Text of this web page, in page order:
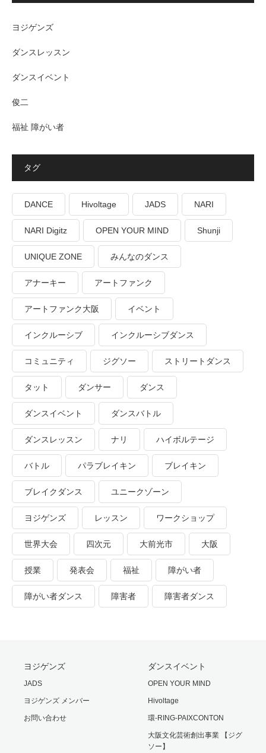
ヨジゲンズ
ダンスレッスン
ダンスイベント
俊二
福祉 障がい者
タグ
DANCE Hivoltage JADS NARI
NARI Digitz OPEN YOUR MIND Shunji
UNIQUE ZONE みんなのダンス
アナーキー アートファンク
アートファンク大阪 イベント
インクルーシブ インクルーシブダンス
コミュニティ ジグソー ストリートダンス
タット ダンサー ダンス
ダンスイベント ダンスバトル
ダンスレッスン ナリ ハイボルテージ
バトル パラブレイキン ブレイキン
ブレイクダンス ユニークゾーン
ヨジゲンズ レッスン ワークショップ
世界大会 四次元 大前光市 大阪
授業 発表会 福祉 障がい者
障がい者ダンス 障害者 障害者ダンス
ヨジゲンズ
JADS
ヨジゲンズ メンバー
お問い合わせ
ダンスイベント
OPEN YOUR MIND
Hivoltage
環-RING-PAIXCONTON
大阪文化芸術創出事業 【ジグ
ソー】